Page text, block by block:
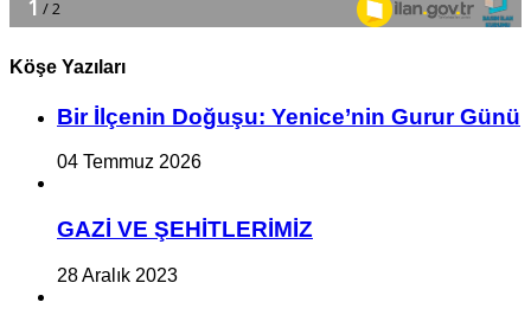
Köşe Yazıları
Bir İlçe­nin Do­ğu­şu: Ye­ni­ce’nin Gurur Günü
04 Temmuz 2026
GAZİ VE ŞEHİTLERİMİZ
28 Aralık 2023